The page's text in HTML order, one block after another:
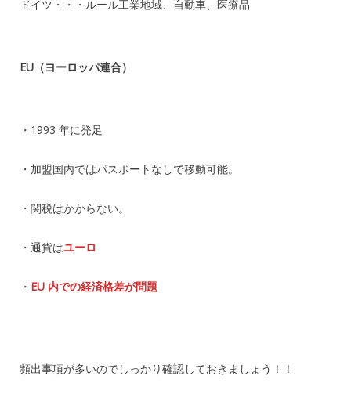
ドイツ・・・ルール工業地域、自動車、医療品
EU（ヨーロッパ連合）
・1993 年に発足
・加盟国内ではパスポートなしで移動可能。
・関税はかからない。
・通貨はユーロ
・ EU 内での経済格差が問題
頻出事項が多いのでしっかり確認しておきましょう！！